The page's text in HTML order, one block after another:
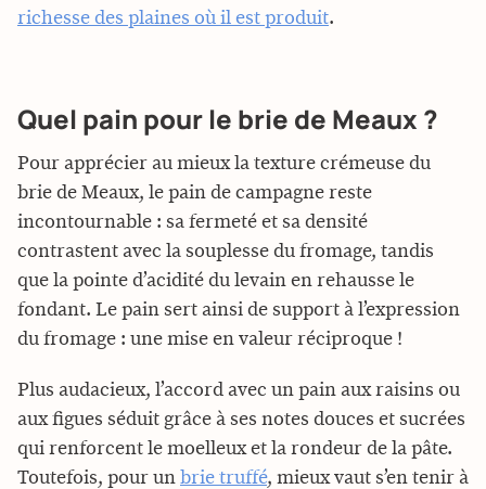
richesse des plaines où il est produit.
Quel pain pour le brie de Meaux ?
Pour apprécier au mieux la texture crémeuse du
brie de Meaux, le pain de campagne reste
incontournable : sa fermeté et sa densité
contrastent avec la souplesse du fromage, tandis
que la pointe d’acidité du levain en rehausse le
fondant. Le pain sert ainsi de support à l’expression
du fromage : une mise en valeur réciproque !
Plus audacieux, l’accord avec un pain aux raisins ou
aux figues séduit grâce à ses notes douces et sucrées
qui renforcent le moelleux et la rondeur de la pâte.
Toutefois, pour un brie truffé, mieux vaut s’en tenir à